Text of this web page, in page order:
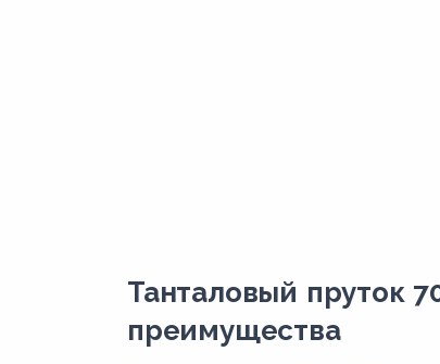
Танталовый пруток
преимущества